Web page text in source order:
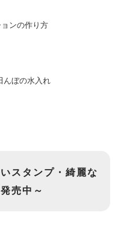
ョンの作り方
んぼの水入れ
スタンプ・綺麗な
売中～